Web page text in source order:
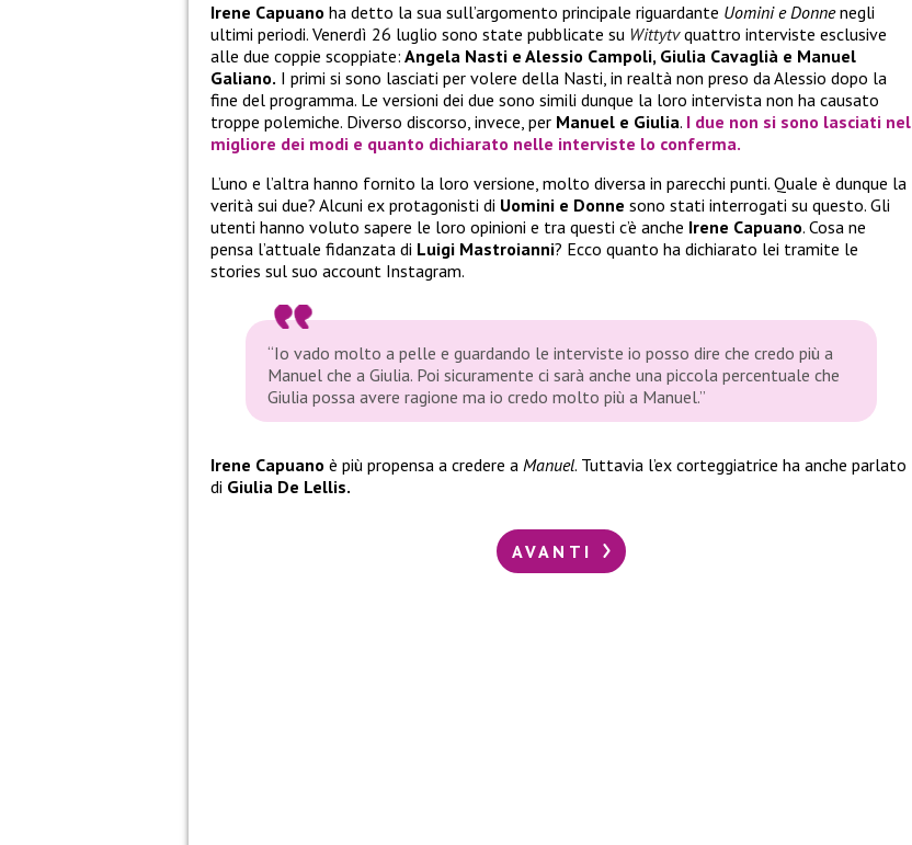
Irene Capuano ha detto la sua sull’argomento principale riguardante Uomini e Donnenegli
ultimi periodi. Venerdì 26 luglio sono state pubblicate su Wittytvquattro interviste esclusive
alle due coppie scoppiate: Angela Nasti e Alessio Campoli, Giulia Cavaglià e Manuel
Galiano. I primi si sono lasciati per volere della Nasti, in realtà non preso da Alessio dopo la
fine del programma. Le versioni dei due sono simili dunque la loro intervista non ha causato
troppe polemiche. Diverso discorso, invece, per Manuel e Giulia. I due non si sono lasciati nel
migliore dei modi e quanto dichiarato nelle interviste lo conferma.
L’uno e l’altra hanno fornito la loro versione, molto diversa in parecchi punti. Quale è dunque la
verità sui due? Alcuni ex protagonisti di Uomini e Donne sono stati interrogati su questo. Gli
utenti hanno voluto sapere le loro opinioni e tra questi c’è anche Irene Capuano. Cosa ne
pensa l’attuale fidanzata di Luigi Mastroianni? Ecco quanto ha dichiarato lei tramite le
stories sul suo account Instagram.
“Io vado molto a pelle e guardando le interviste io posso dire che credo più a
Manuel che a Giulia. Poi sicuramente ci sarà anche una piccola percentuale che
Giulia possa avere ragione ma io credo molto più a Manuel.”
Irene Capuano è più propensa a credere a Manuel. Tuttavia l’ex corteggiatrice ha anche parlato
di Giulia De Lellis.
AVANTI